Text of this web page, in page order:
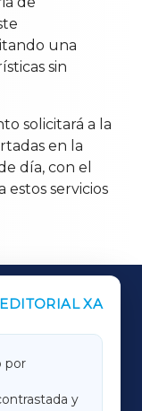
una
sin
solicitará a la
en la
día, con el
estos servicios
EDITORIAL XA
por
y